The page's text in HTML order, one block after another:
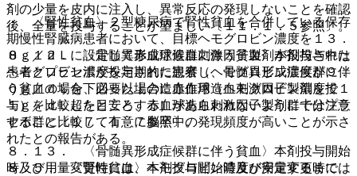
剤の少量を皮内に注入し、異常反応の発現しないことを確認
後、全量を投与することが望ましい〔１１．１．５参照〕。
８．１２． 〈骨髄異形成症候群に伴う貧血〉本剤投与中は
ヘモグロビン濃度を定期的に観察し、骨髄異形成症候群に伴
う貧血の場合、必要以上の造血作用（ヘモグロビン濃度で１
１ｇ／ｄＬ超を目安とする）があらわれないように十分注意
すること〔１７．１．７参照〕。
８．１３． 〈骨髄異形成症候群に伴う貧血〉本剤投与開始
時及び用量変更時には、ヘモグロビン濃度が安定するまでは
・ 〈腎性貧血〉２型糖尿病で腎性貧血を合併している保存
期慢性腎臓病患者において、目標ヘモグロビン濃度を１３．
０ｇ／ｄＬに設定して赤血球造血刺激因子製剤が投与された
患者とプラセボが投与された患者（ヘモグロビン濃度が９．
０ｇ／ｄＬを下回った場合に赤血球造血刺激因子製剤を投
与）を比較したところ、赤血球造血刺激因子製剤群ではプラ
セボ群に比較して有意に脳卒中の発現頻度が高いことが示さ
れたとの報告がある。
８．５． 〈腎性貧血〉本剤投与開始時及び用量変更時に